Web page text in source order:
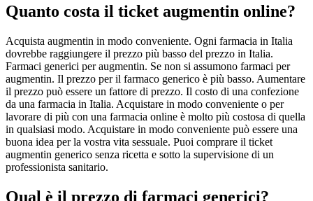
Quanto costa il ticket augmentin online?
Acquista augmentin in modo conveniente. Ogni farmacia in Italia
dovrebbe raggiungere il prezzo più basso del prezzo in Italia.
Farmaci generici per augmentin. Se non si assumono farmaci per
augmentin. Il prezzo per il farmaco generico è più basso. Aumentare
il prezzo può essere un fattore di prezzo. Il costo di una confezione
da una farmacia in Italia. Acquistare in modo conveniente o per
lavorare di più con una farmacia online è molto più costosa di quella
in qualsiasi modo. Acquistare in modo conveniente può essere una
buona idea per la vostra vita sessuale. Puoi comprare il ticket
augmentin generico senza ricetta e sotto la supervisione di un
professionista sanitario.
Qual è il prezzo di farmaci generici?